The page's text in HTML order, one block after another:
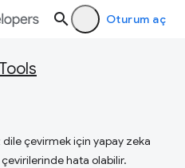
Oturum aç
çevirmek için yapay zeka
çevirilerinde hata olabilir.